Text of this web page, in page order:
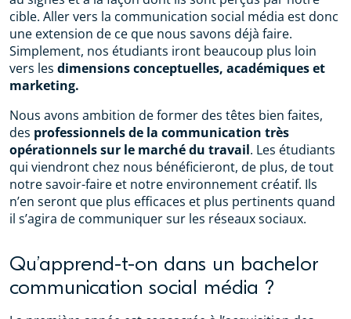
cible. Aller vers la communication social média est donc
une extension de ce que nous savons déjà faire.
Simplement, nos étudiants iront beaucoup plus loin
vers les dimensions conceptuelles, académiques et
marketing.
Nous avons ambition de former des têtes bien faites,
des professionnels de la communication très
opérationnels sur le marché du travail. Les étudiants
qui viendront chez nous bénéficieront, de plus, de tout
notre savoir-faire et notre environnement créatif. Ils
n’en seront que plus efficaces et plus pertinents quand
il s’agira de communiquer sur les réseaux sociaux.
Qu’apprend-t-on dans un bachelor
communication social média ?